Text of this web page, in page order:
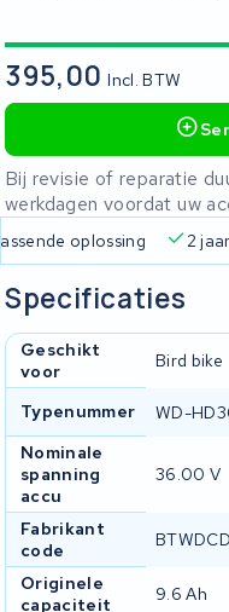
395,00Incl. BTW
Bij revisie of reparatie
werkdagen voordat uw
oplossing 2
Specificaties
Geschikt
voor
Bird bike
Typenummer
WD-
Nominale
spanning
accu
36.00 V
Fabrikant
code
Originele
capaciteit
9.6 Ah